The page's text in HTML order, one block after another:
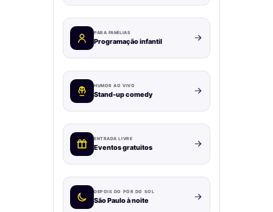
PARA FAMÍLIAS
Programação infantil
HUMOR AO VIVO
Stand-up comedy
ENTRADA LIVRE
Eventos gratuitos
DEPOIS DO PÔR DO SOL
São Paulo à noite